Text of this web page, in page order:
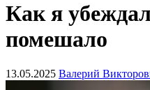
Как я
помешало
13.05.2025 Валерий